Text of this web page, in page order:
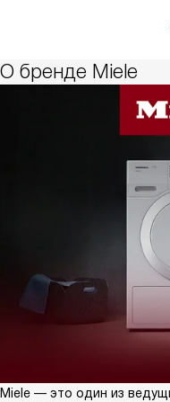
О бренде Miele
Miele — это один из